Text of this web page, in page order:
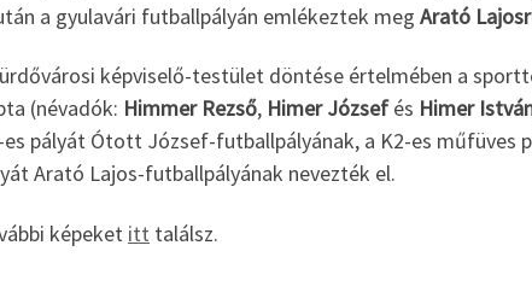
a gyulavári futballpályán emlékeztek meg Arató
képviselő-testület döntése értelmében a
(névadók: Himmer Rezső, Himer Józsefés Himer
es pályát Ótott József-futballpályának, a K2-es műfüves
Arató Lajos-futballpályának nevezték el.
képeket itt találsz.